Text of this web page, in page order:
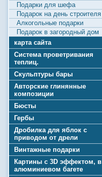
Подарки для шефа
Подарок на день строителя
Алкогольные подарки
Подарок в загородный дом
карта сайта
Система проветривания
теплиц.
Скульптуры бары
Авторские глинянные
композиции
Бюсты
Гербы
Дробилка для яблок с
приводом от дрели
Винтажные подарки
Картины с 3D эффектом, в
алюминиевом багете